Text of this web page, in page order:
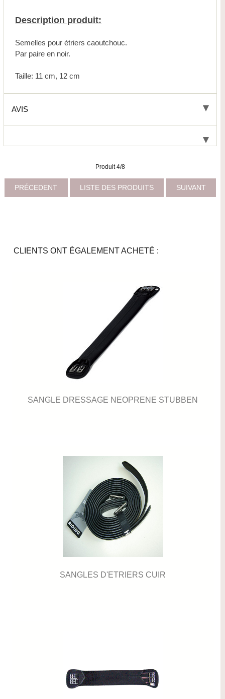
Description produit:
Semelles pour étriers caoutchouc.
Par paire en noir.
Taille: 11 cm, 12 cm
AVIS
Produit 4/8
PRÉCEDENT LISTE DES PRODUITS SUIVANT
CLIENTS ONT ÉGALEMENT ACHETÉ :
SANGLE DRESSAGE NEOPRENE STUBBEN
SANGLES D'ETRIERS CUIR